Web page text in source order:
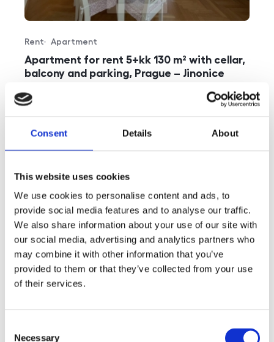
Consent Details About
This website uses cookies
We use cookies to personalise content and ads, to
provide social media features and to analyse our traffic.
We also share information about your use of our site with
our social media, advertising and analytics partners who
may combine it with other information that you’ve
provided to them or that they’ve collected from your use
of their services.
Necessary
Apartment for rent 5+kk 130 m² with cellar,
balcony and parking, Prague – Jinonice
Offer type
Rent
Property type
Apartment
rozměry
disposition
5+kk